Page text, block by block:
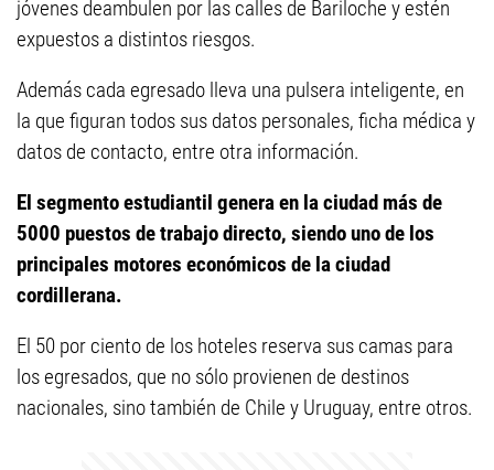
jóvenes deambulen por las calles de Bariloche y estén
expuestos a distintos riesgos.
Además cada egresado lleva una pulsera inteligente, en
la que figuran todos sus datos personales, ficha médica y
datos de contacto, entre otra información.
El segmento estudiantil genera en la ciudad más de
5000 puestos de trabajo directo, siendo uno de los
principales motores económicos de la ciudad
cordillerana.
El 50 por ciento de los hoteles reserva sus camas para
los egresados, que no sólo provienen de destinos
nacionales, sino también de Chile y Uruguay, entre otros.